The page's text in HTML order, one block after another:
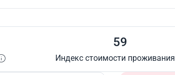
59
Индекс стоимости проживания